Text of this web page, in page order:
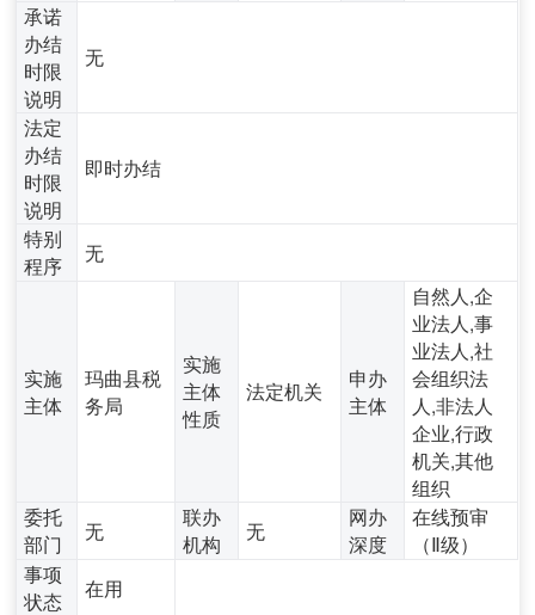
承诺
办结
时限
说明
无
法定
办结
时限
说明
即时办结
特别
程序
无
实施
主体
玛曲县税
务局
实施
主体
性质
法定机关
申办
主体
自然人,企
业法人,事
业法人,社
会组织法
人,非法人
企业,行政
机关,其他
组织
委托
部门
无
联办
机构
无
网办
深度
在线预审
（Ⅱ级）
事项
状态
在用